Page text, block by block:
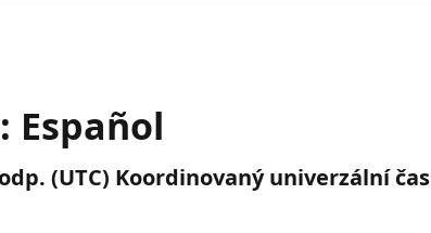
Español
(UTC) Koordinovaný univerzální čas